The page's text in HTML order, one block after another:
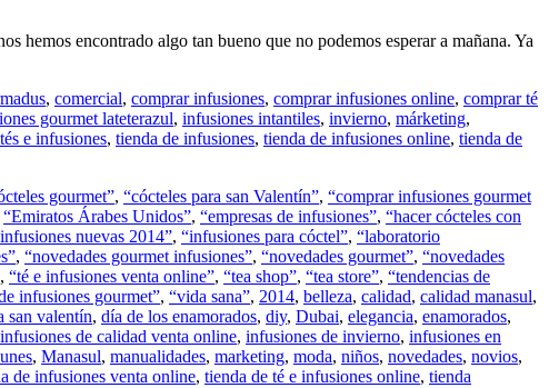
hemos encontrado algo tan bueno que no podemos esperar a mañana. Ya
, comercial, comprar infusiones, comprar infusiones online, comprar té
gourmet lateterazul, infusiones intantiles, invierno, márketing,
tés e infusiones, tienda de infusiones, tienda de infusiones online, tienda de
gourmet”, “cócteles para san Valentín”, “comprar infusiones gourmet
“Emiratos Árabes Unidos”, “empresas de infusiones”, “hacer cócteles con
nuevas 2014”, “infusiones para cóctel”, “laboratorio
, “novedades gourmet infusiones”, “novedades gourmet”, “novedades
, “té e infusiones venta online”, “tea shop”, “tea store”, “tendencias de
infusiones gourmet”, “vida sana”, 2014, belleza, calidad, calidad manasul,
san valentín, día de los enamorados, diy, Dubai, elegancia, enamorados,
infusiones de calidad venta online, infusiones de invierno, infusiones en
, Manasul, manualidades, marketing, moda, niños, novedades, novios,
de infusiones venta online, tienda de té e infusiones online, tienda